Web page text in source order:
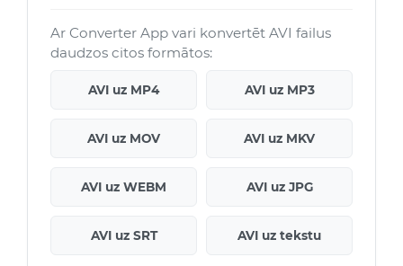
Ar Converter App vari konvertēt AVI failus
daudzos citos formātos:
AVI uz MP4 AVI uz MP3
AVI uz MOV AVI uz MKV
AVI uz WEBM AVI uz JPG
AVI uz SRT AVI uz tekstu